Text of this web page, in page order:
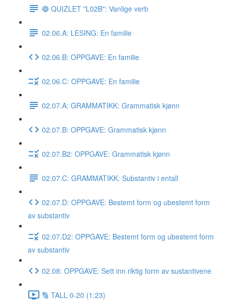
🔵 QUIZLET "L02B": Vanlige verb
02.06.A: LESING: En familie
02.06.B: OPPGAVE: En familie
02.06.C: OPPGAVE: En familie
02.07.A: GRAMMATIKK: Grammatisk kjønn
02.07.B: OPPGAVE: Grammatisk kjønn
02.07.B2: OPPGAVE: Grammatisk kjønn
02.07.C: GRAMMATIKK: Substantiv i entall
02.07.D: OPPGAVE: Bestemt form og ubestemt form
av substantiv
02.07.D2: OPPGAVE: Bestemt form og ubestemt form
av substantiv
02.08: OPPGAVE: Sett inn riktig form av sustantivene
🔢 TALL 0-20 (1:23)